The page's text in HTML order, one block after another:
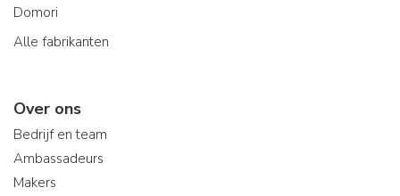
Domori
Alle fabrikanten
Over ons
Bedrijf en team
Ambassadeurs
Makers